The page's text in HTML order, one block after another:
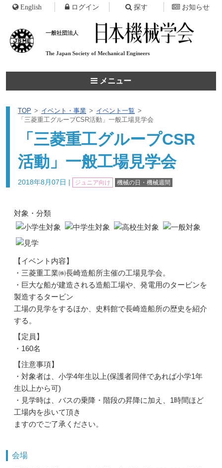
一般社団法人
The Japan Society of Mechanical Engineers
メニュー
English ログイン 探す お知らせ
TOP イベント・事業
イベント一覧
「三菱重工グループCSR活動」一般工場見学会
「三菱重工グループCSR
活動」一般工場見学会
2018年8月07日 | ジュニア向け 機械の日・機械週間
対象・分類
【イベント内容】
・三菱重工業㈱長崎造船所主催の工場見学会。
・巨大な船が建造される造船工場や、発電用のタービンを
製造するタービン
工場の見学をするほか、史料館で長崎造船所の歴史を紹介
する。
【定員】
・160名
【注意事項】
・対象者は、小学4年生以上(保護者同伴であれば小学1年
生以上から可)
・見学時は、バスの乗降・階段の昇降に加え、1時間ほど
工場内を歩いて頂き
ますのでご了承ください。
会場